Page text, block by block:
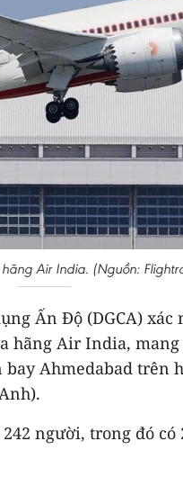
Air India. (Nguồn:
Ấn Độ (DGCA)
hãng Air India,
bay Ahmedabad trên
người, trong đó có